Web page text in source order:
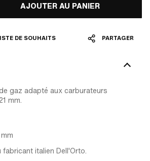
AJOUTER AU PANIER
DE SOUHAITS PARTAGER
gaz adapté aux carburateurs
mm.
italien Dell'Orto.